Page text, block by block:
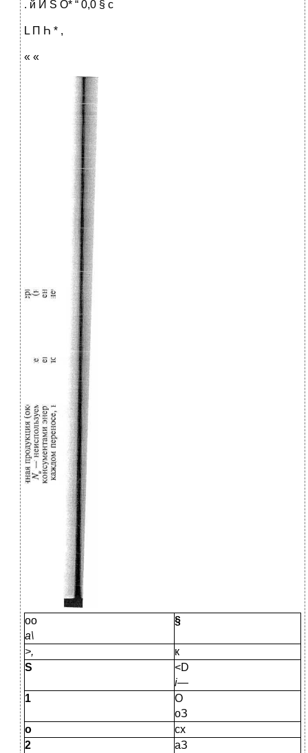
. й И S О* “ 0,0 § с
L П Һ * ,
« «
оо
а\
§
>,
к
S
<D
i—
1
О
оЗ
о
сх
2
аЗ